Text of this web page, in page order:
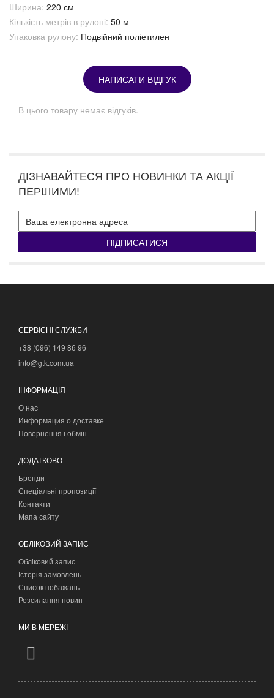
Ширина: 220 см
Кількість метрів в рулоні: 50 м
Упаковка рулону: Подвійний поліетилен
НАПИСАТИ ВІДГУК
В цього товару немає відгуків.
ДІЗНАВАЙТЕСЯ ПРО НОВИНКИ ТА АКЦІЇ
ПЕРШИМИ!
ПІДПИСАТИСЯ
СЕРВІСНІ СЛУЖБИ
+38 (096) 149 86 96
info@gtk.com.ua
ІНФОРМАЦІЯ
О нас
Информация о доставке
Повернення і обмін
ДОДАТКОВО
Бренди
Спеціальні пропозиції
Контакти
Мапа сайту
ОБЛІКОВИЙ ЗАПИС
Обліковий запис
Історія замовлень
Список побажань
Розсилання новин
МИ В МЕРЕЖІ